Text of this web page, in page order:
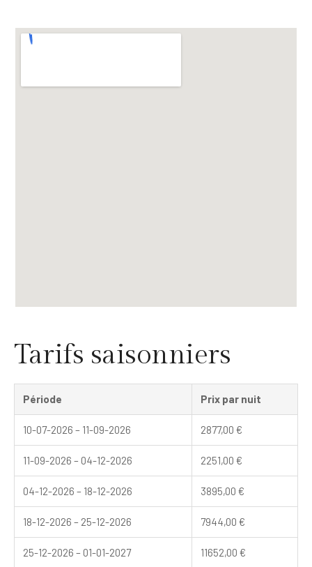
Tarifs saisonniers
Période Prix par nuit
10-07-2026 – 11-09-2026 2877,00 €
11-09-2026 – 04-12-2026 2251,00 €
04-12-2026 – 18-12-2026 3895,00 €
18-12-2026 – 25-12-2026 7944,00 €
25-12-2026 – 01-01-2027 11652,00 €